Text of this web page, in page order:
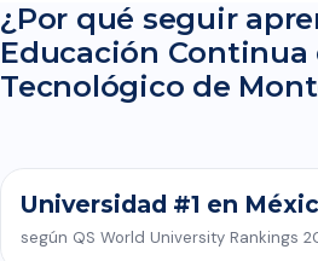
¿Por qué seguir
Educación Continua
Tecnológico de
CONOCE EDUCACIÓN CONTINUA DEL
MONTERREY
Universidad #1 en
según QS World University Rankings